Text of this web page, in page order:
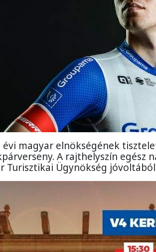
évi magyar elnökségének
A rajthelyszín egész
Turisztikai Ügynökség